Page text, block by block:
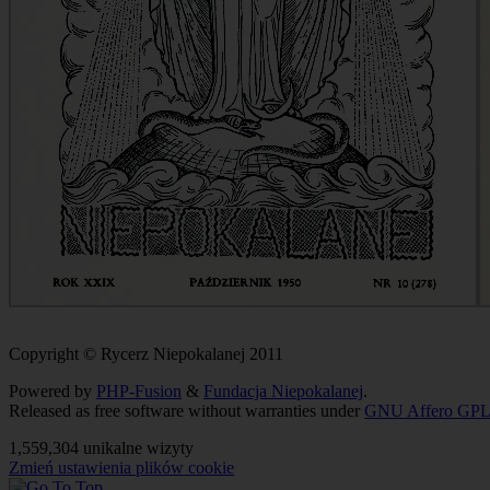
Copyright © Rycerz Niepokalanej 2011
Powered by PHP-Fusion & Fundacja Niepokalanej.
Released as free software without warranties under GNU Affero GPL
1,559,304 unikalne wizyty
Zmień ustawienia plików cookie